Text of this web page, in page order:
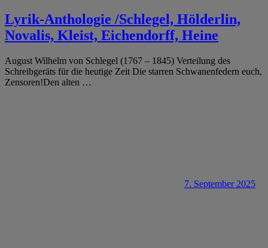
Lyrik-Anthologie /Schlegel, Hölderlin,
Novalis, Kleist, Eichendorff, Heine
August Wilhelm von Schlegel (1767 – 1845) Verteilung des
Schreibgeräts für die heutige Zeit Die starren Schwanenfedern euch,
Zensoren!Den alten …
7. September 2025